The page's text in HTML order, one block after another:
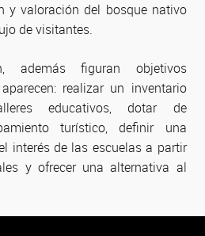
y valoración del bosque nativo
de visitantes.
además figuran objetivos
realizar un inventario
educativos, dotar de
turístico, definir una
interés de las escuelas a partir
y ofrecer una alternativa al